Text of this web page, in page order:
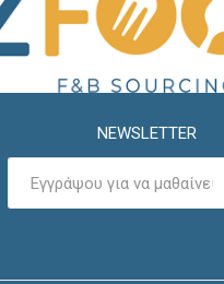
NEWSLETTER